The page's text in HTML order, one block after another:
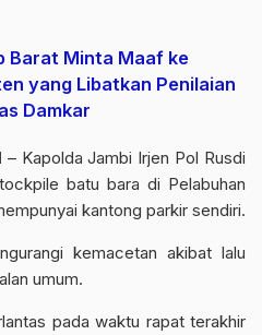
Barat Minta Maaf ke
yang Libatkan Penilaian
Damkar
– Kapolda Jambi Irjen Pol Rusdi
batu bara di Pelabuhan
kantong parkir sendiri.
kemacetan akibat lalu
umum.
pada waktu rapat terakhir